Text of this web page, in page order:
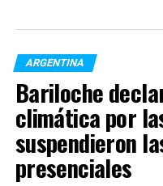
ARGENTINA
Bariloche
climática por
suspendieron
presenciales